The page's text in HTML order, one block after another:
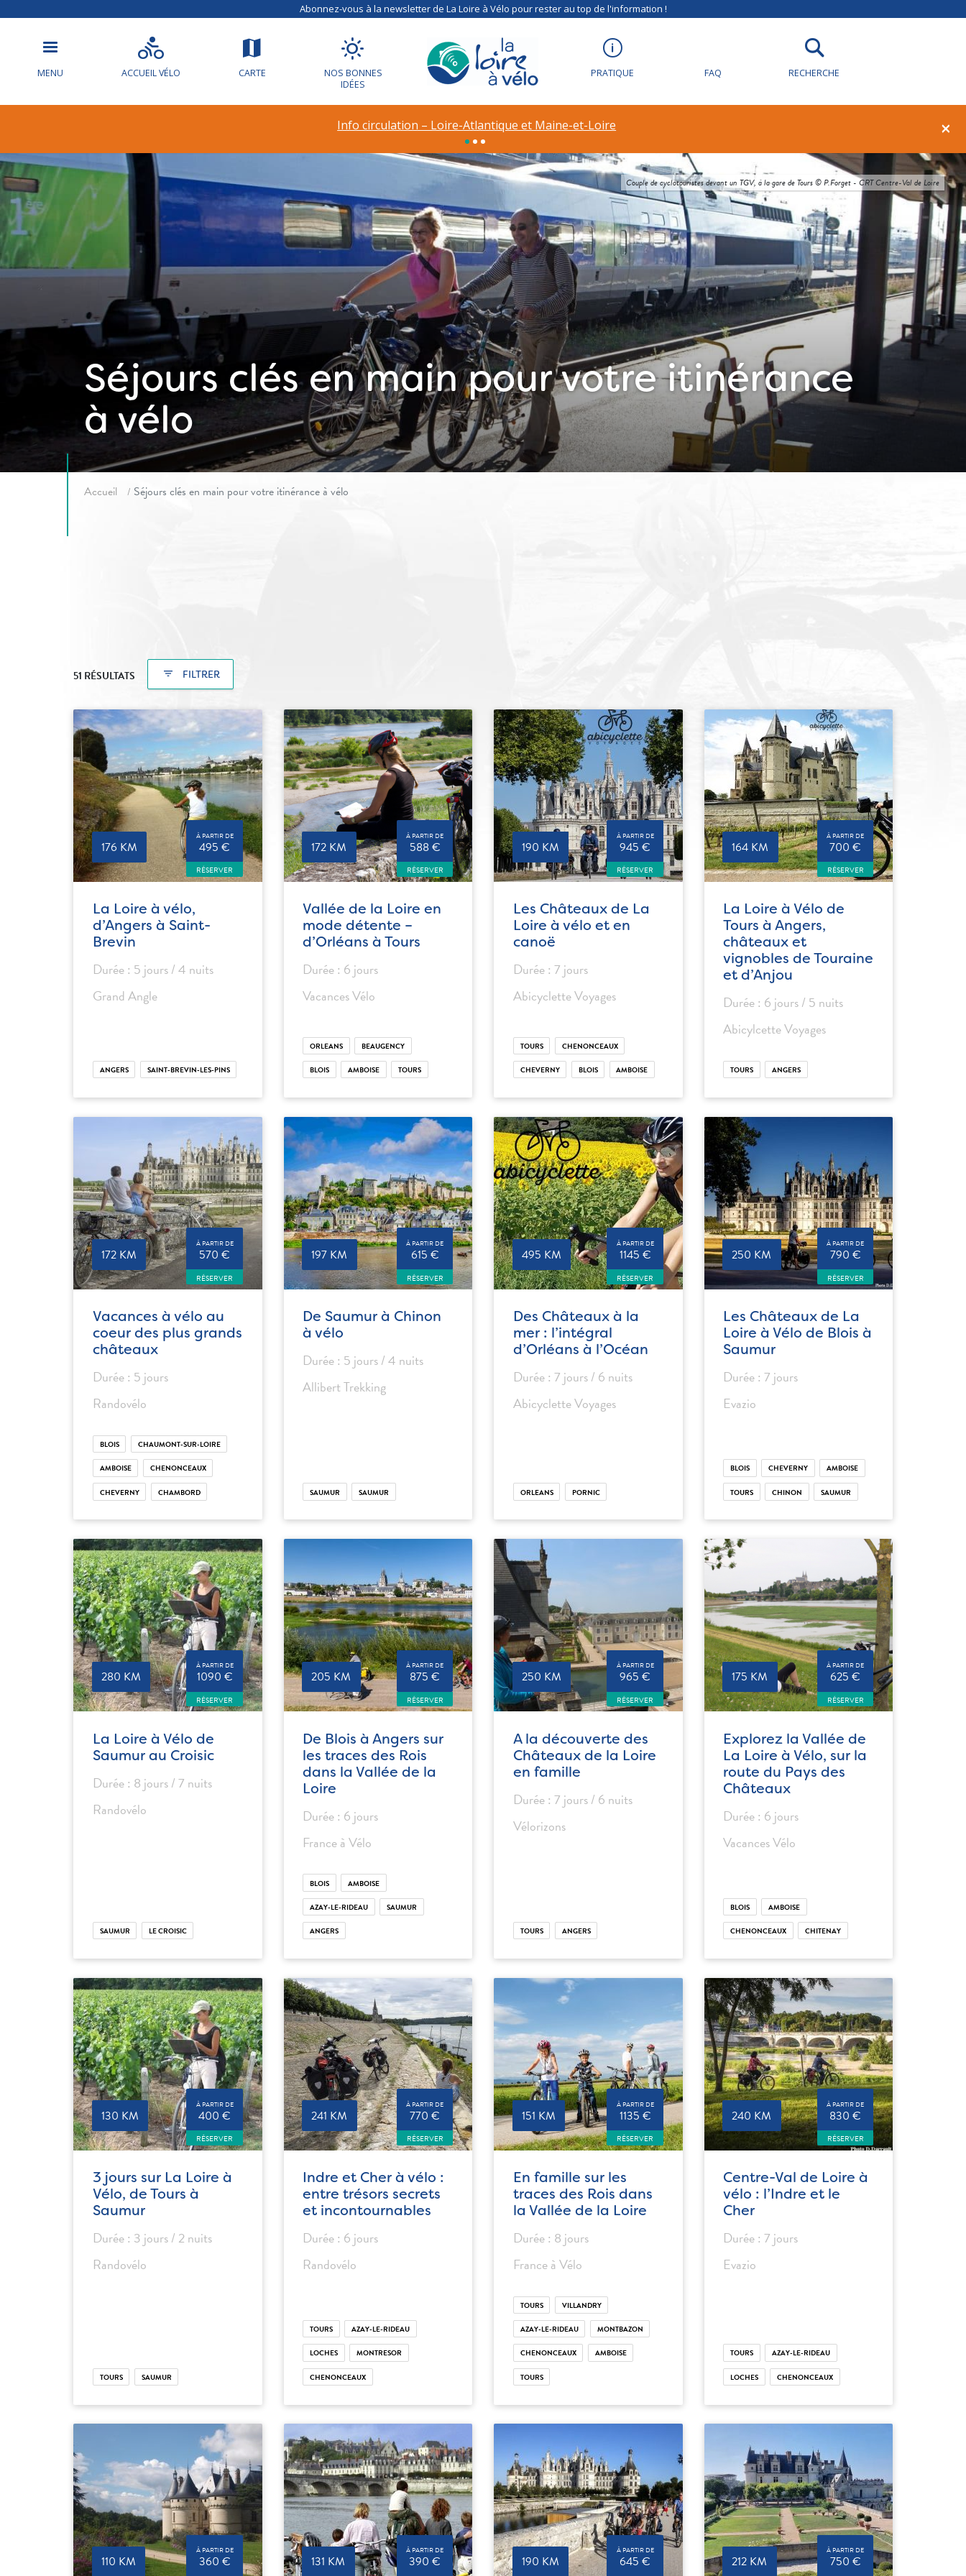
Abonnez-vous à la newsletter de La Loire à Vélo pour rester au top de l'information !
MENU ACCUEIL VÉLO CARTE
NOS BONNES
IDÉES
PRATIQUE FAQ RECHERCHE
×
Info circulation – Déviation à Vineuil (41)
Séjours clés en main pour votre itinérance
à vélo
Couple de cyclotouristes devant un TGV, à la gare de Tours © P.Forget - CRT Centre-Val de Loire
Accueil Séjours clés en main pour votre itinérance à vélo
51 RÉSULTATS filter_list FILTRER
176 KM
À PARTIR DE
495 €
RÉSERVER
La Loire à vélo,
d’Angers à Saint-
Brevin
Durée : 5 jours / 4 nuits
Grand Angle
ANGERS SAINT-BREVIN-LES-PINS
172 KM
À PARTIR DE
588 €
RÉSERVER
Vallée de la Loire en
mode détente –
d’Orléans à Tours
Durée : 6 jours
Vacances Vélo
ORLEANS BEAUGENCY
BLOIS AMBOISE TOURS
190 KM
À PARTIR DE
945 €
RÉSERVER
Les Châteaux de La
Loire à vélo et en
canoë
Durée : 7 jours
Abicyclette Voyages
TOURS CHENONCEAUX
CHEVERNY BLOIS AMBOISE
164 KM
À PARTIR DE
700 €
RÉSERVER
La Loire à Vélo de
Tours à Angers,
châteaux et
vignobles de Touraine
et d’Anjou
Durée : 6 jours / 5 nuits
Abicylcette Voyages
TOURS ANGERS
172 KM
À PARTIR DE
570 €
RÉSERVER
Vacances à vélo au
coeur des plus grands
châteaux
Durée : 5 jours
Randovélo
BLOIS CHAUMONT-SUR-LOIRE
AMBOISE CHENONCEAUX
CHEVERNY CHAMBORD
197 KM
À PARTIR DE
615 €
RÉSERVER
De Saumur à Chinon
à vélo
Durée : 5 jours / 4 nuits
Allibert Trekking
SAUMUR SAUMUR
495 KM
À PARTIR DE
1145 €
RÉSERVER
Des Châteaux à la
mer : l’intégral
d’Orléans à l’Océan
Durée : 7 jours / 6 nuits
Abicyclette Voyages
ORLEANS PORNIC
250 KM
À PARTIR DE
790 €
RÉSERVER
Les Châteaux de La
Loire à Vélo de Blois à
Saumur
Durée : 7 jours
Evazio
BLOIS CHEVERNY AMBOISE
TOURS CHINON SAUMUR
280 KM
À PARTIR DE
1090 €
RÉSERVER
La Loire à Vélo de
Saumur au Croisic
Durée : 8 jours / 7 nuits
Randovélo
SAUMUR LE CROISIC
205 KM
À PARTIR DE
875 €
RÉSERVER
De Blois à Angers sur
les traces des Rois
dans la Vallée de la
Loire
Durée : 6 jours
France à Vélo
BLOIS AMBOISE
AZAY-LE-RIDEAU SAUMUR
ANGERS
250 KM
À PARTIR DE
965 €
RÉSERVER
A la découverte des
Châteaux de la Loire
en famille
Durée : 7 jours / 6 nuits
Vélorizons
TOURS ANGERS
175 KM
À PARTIR DE
625 €
RÉSERVER
Explorez la Vallée de
La Loire à Vélo, sur la
route du Pays des
Châteaux
Durée : 6 jours
Vacances Vélo
BLOIS AMBOISE
CHENONCEAUX CHITENAY
130 KM
À PARTIR DE
400 €
RÉSERVER
3 jours sur La Loire à
Vélo, de Tours à
Saumur
Durée : 3 jours / 2 nuits
Randovélo
TOURS SAUMUR
241 KM
À PARTIR DE
770 €
RÉSERVER
Indre et Cher à vélo :
entre trésors secrets
et incontournables
Durée : 6 jours
Randovélo
TOURS AZAY-LE-RIDEAU
LOCHES MONTRESOR
CHENONCEAUX
151 KM
À PARTIR DE
1135 €
RÉSERVER
En famille sur les
traces des Rois dans
la Vallée de la Loire
Durée : 8 jours
France à Vélo
TOURS VILLANDRY
AZAY-LE-RIDEAU MONTBAZON
CHENONCEAUX AMBOISE
TOURS
240 KM
À PARTIR DE
830 €
RÉSERVER
Centre-Val de Loire à
vélo : l’Indre et le
Cher
Durée : 7 jours
Evazio
TOURS AZAY-LE-RIDEAU
LOCHES CHENONCEAUX
110 KM
À PARTIR DE
360 € 131 KM
À PARTIR DE
390 € 190 KM
À PARTIR DE
645 € 212 KM
À PARTIR DE
750 €